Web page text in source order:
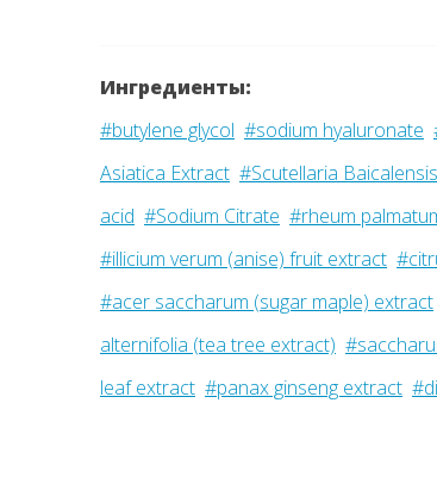
Ингредиенты:
#butylene glycol #sodium hyaluronate
Asiatica Extract #Scutellaria
acid #Sodium Citrate #rheum
#illicium verum (anise) fruit extract
#acer saccharum (sugar maple) extract
alternifolia (tea tree extract)
leaf extract #panax ginseng extract